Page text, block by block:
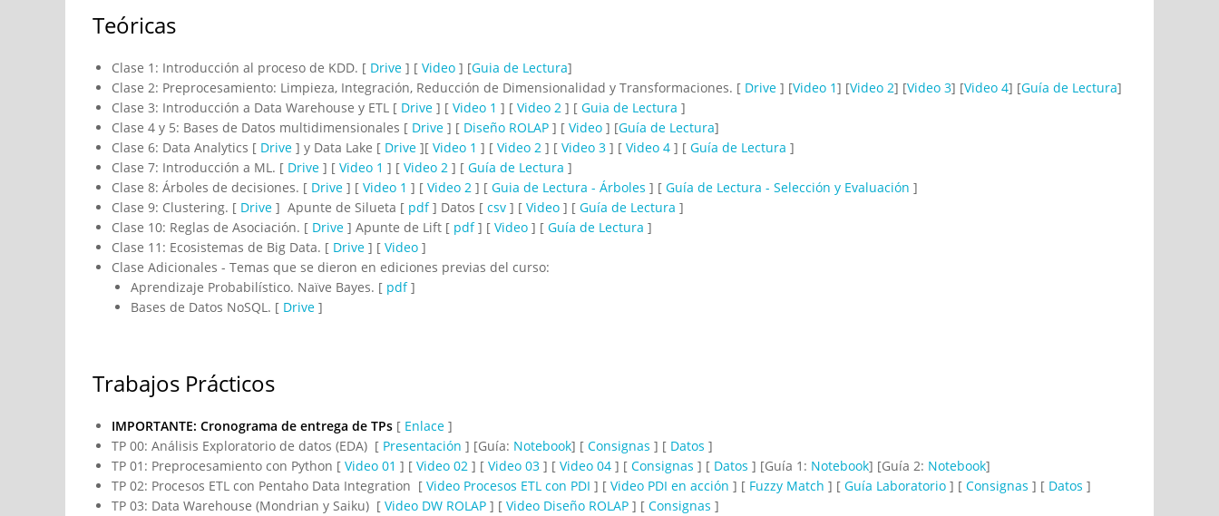
Teóricas
Clase 1: Introducción al proceso de KDD. [ Drive ] [ Video ] [Guia de Lectura]
Clase 2: Preprocesamiento: Limpieza, Integración, Reducción de Dimensionalidad y Transformaciones. [ Drive ] [Video 1] [Video 2] [Video 3] [Video 4] [Guía de Lectura]
Clase 3: Introducción a Data Warehouse y ETL [ Drive ] [ Video 1 ] [ Video 2 ] [ Guia de Lectura ]
Clase 4 y 5: Bases de Datos multidimensionales [ Drive ] [ Diseño ROLAP ] [ Video ] [Guía de Lectura]
Clase 6: Data Analytics [ Drive ] y Data Lake [ Drive ][ Video 1 ] [ Video 2 ] [ Video 3 ] [ Video 4 ] [ Guía de Lectura ]
Clase 7: Introducción a ML. [ Drive ] [ Video 1 ] [ Video 2 ] [ Guía de Lectura ]
Clase 8: Árboles de decisiones. [ Drive ] [ Video 1 ] [ Video 2 ] [ Guia de Lectura - Árboles ] [ Guía de Lectura - Selección y Evaluación ]
Clase 9: Clustering. [ Drive ] Apunte de Silueta [ pdf] Datos [ csv ] [ Video ] [ Guía de Lectura ]
Clase 10: Reglas de Asociación. [ Drive ] Apunte de Lift [ pdf] [ Video ] [ Guía de Lectura ]
Clase 11: Ecosistemas de Big Data. [ Drive ] [ Video ]
Clase Adicionales - Temas que se dieron en ediciones previas del curso:
Aprendizaje Probabilístico. Naïve Bayes. [ pdf]
Bases de Datos NoSQL. [ Drive ]
Trabajos Prácticos
IMPORTANTE: Cronograma de entrega de TPs [ Enlace ]
TP 00: Análisis Exploratorio de datos (EDA) [ Presentación ] [Guía: Notebook] [ Consignas ] [ Datos ]
TP 01: Preprocesamiento con Python [ Video 01 ] [ Video 02 ] [ Video 03 ] [ Video 04 ] [ Consignas ] [ Datos ] [Guía 1: Notebook] [Guía 2: Notebook]
TP 02: Procesos ETL con Pentaho Data Integration [ Video Procesos ETL con PDI ] [ Video PDI en acción ] [ Fuzzy Match ] [ Guía Laboratorio ] [ Consignas ] [ Datos ]
TP 03: Data Warehouse (Mondrian y Saiku) [ Video DW ROLAP ] [ Video Diseño ROLAP ] [ Consignas ]